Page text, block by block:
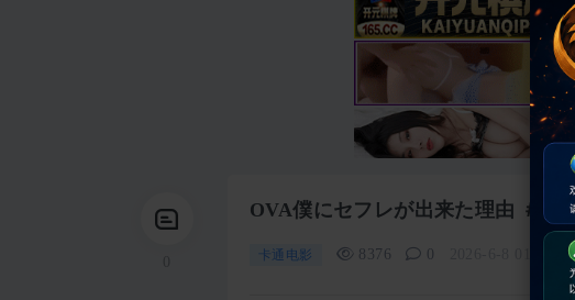
OVA僕にセフレが出来た理由 ＃4.
卡通电影 8376 0 2026-6-8 01:01:24